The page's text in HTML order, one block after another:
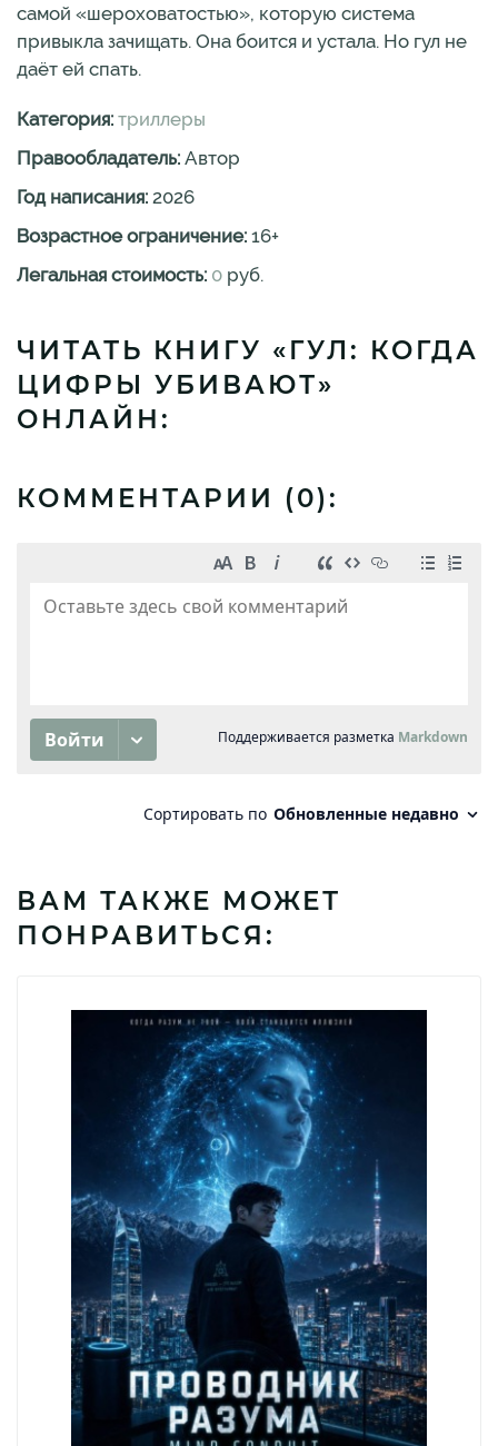
самой «шероховатостью», которую система
привыкла зачищать. Она боится и устала. Но гул не
даёт ей спать.
Категория: триллеры
Правообладатель: Автор
Год написания: 2026
Возрастное ограничение: 16+
Легальная стоимость: 0 руб.
ЧИТАТЬ КНИГУ «ГУЛ: КОГДА
ЦИФРЫ УБИВАЮТ»
ОНЛАЙН:
КОММЕНТАРИИ (0):
ВАМ ТАКЖЕ МОЖЕТ
ПОНРАВИТЬСЯ: